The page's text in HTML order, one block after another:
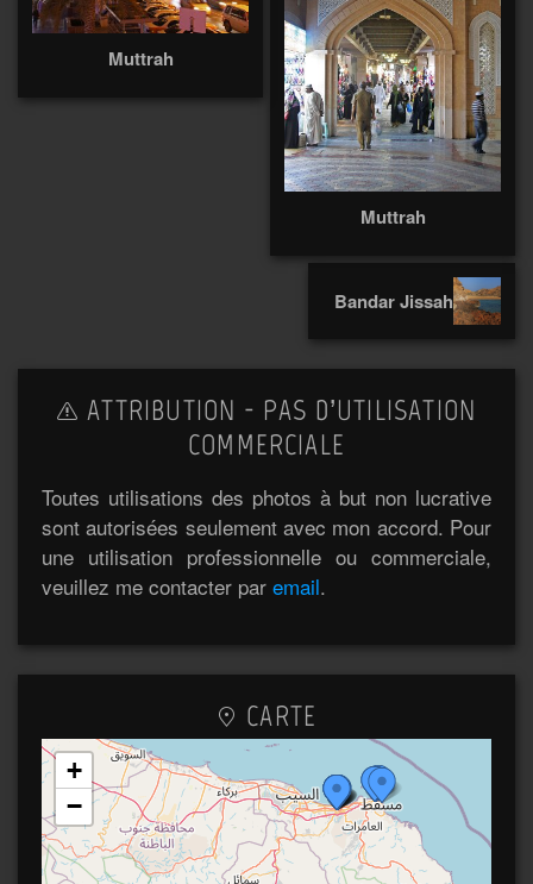
Muttrah
Muttrah
Bandar Jissah
ATTRIBUTION - PAS D’UTILISATION
COMMERCIALE
Toutes utilisations des photos à but non lucrative
sont autorisées seulement avec mon accord. Pour
une utilisation professionnelle ou commerciale,
veuillez me contacter par email.
CARTE
+
−